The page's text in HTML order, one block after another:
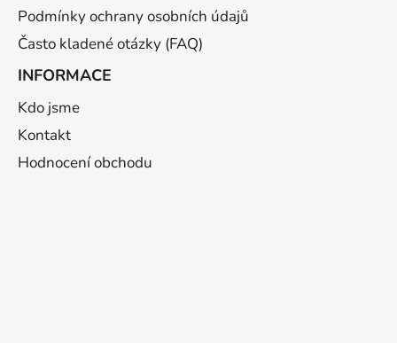
Podmínky ochrany osobních údajů
Často kladené otázky (FAQ)
INFORMACE
Kdo jsme
Kontakt
Hodnocení obchodu